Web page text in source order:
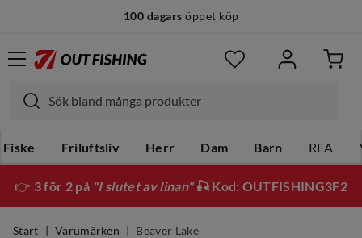
100 dagars öppet köp
Fiske Friluftsliv Herr Dam Barn REA
👉 3 för 2 på "I slutet av linan"🎣 Kod: OUTFISHING3F2
Start Varumärken Beaver Lake